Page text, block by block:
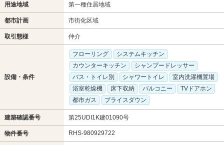
用途地域 第一種住居地域
都市計画 市街化区域
取引態様 仲介
設備・条件
フローリング
システムキッチン
カウンターキッチン
シャンプードレッサー
バス・トイレ別
シャワートイレ
室内洗濯機置場
浴室乾燥機
床下収納 バルコニー
TVドアホン
都市ガス
プライスダウン
建築確認番号 第25UDI1K建01090号
物件番号 RHS-980929722